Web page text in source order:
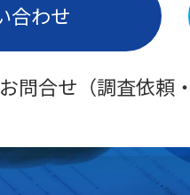
合わせ
問合せ（調査依頼